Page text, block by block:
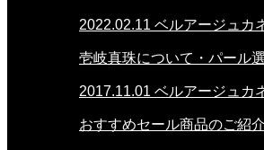
2022.02.11 ベルアージュカ
壱岐真珠について・パール
2017.11.01 ベルアージュカ
おすすめセール商品のご紹